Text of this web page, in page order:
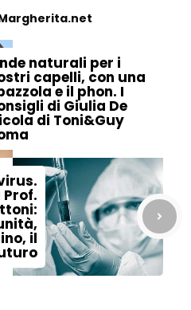
naturali per i
capelli, con una
e il phon. I
di Giulia De
di Toni&Guy
il